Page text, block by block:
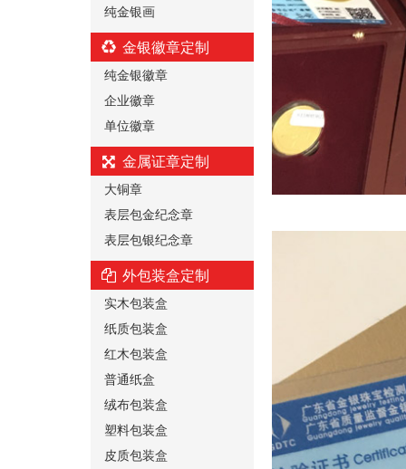
纯金银画
金银徽章定制
纯金银徽章
企业徽章
单位徽章
金属证章定制
大铜章
表层包金纪念章
表层包银纪念章
外包装盒定制
实木包装盒
纸质包装盒
红木包装盒
普通纸盒
绒布包装盒
塑料包装盒
皮质包装盒